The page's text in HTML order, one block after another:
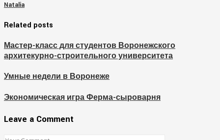
Natalia
Related posts
Мастер-класс для студентов Воронежского
архитекурно-строительного университета
Умные недели в Воронеже
Экономическая игра Ферма-сыроварня
Leave a Comment